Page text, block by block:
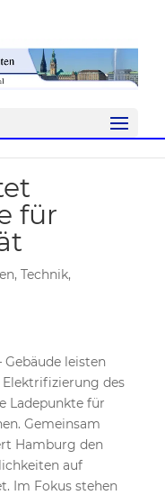
für
, Technik,
leisten
des
Ladepunkte für
Gemeinsam
Hamburg den
auf
Im Fokus stehen